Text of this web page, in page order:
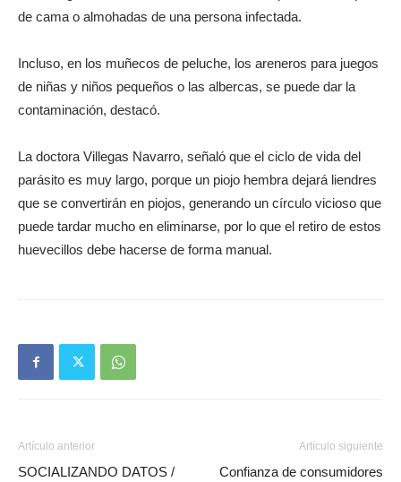
de cama o almohadas de una persona infectada.
Incluso, en los muñecos de peluche, los areneros para juegos
de niñas y niños pequeños o las albercas, se puede dar la
contaminación, destacó.
La doctora Villegas Navarro, señaló que el ciclo de vida del
parásito es muy largo, porque un piojo hembra dejará liendres
que se convertirán en piojos, generando un círculo vicioso que
puede tardar mucho en eliminarse, por lo que el retiro de estos
huevecillos debe hacerse de forma manual.
Artículo anterior
SOCIALIZANDO DATOS /
Artículo siguiente
Confianza de consumidores